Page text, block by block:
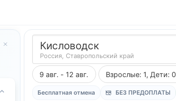
Кисловодск
Россия, Ставропольский край
9 авг. - 12 авг. Взрослые: 1, Дети: 0
Бесплатная отмена БЕЗ ПРЕДОПЛАТЫ